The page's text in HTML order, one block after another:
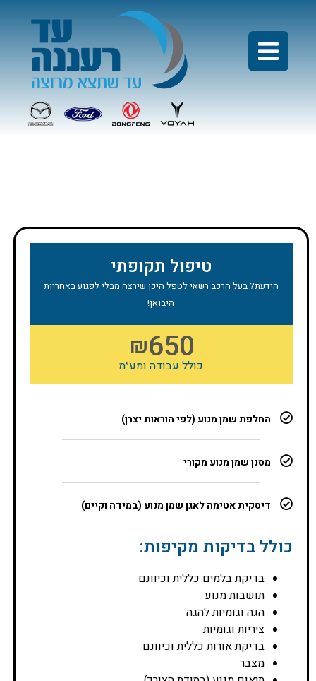
טיפול תקופתי
הידעת? בעל הרכב רשאי לטפל היכן שירצה מבלי לפגוע באחריות
היבואן!
₪650
כולל עבודה ומע״מ
החלפת שמן מנוע (לפי הוראות יצרן)
מסנן שמן מנוע מקורי
דיסקית אטימה לאגן שמן מנוע (במידה וקיים)
כולל בדיקות מקיפות:
בדיקת בלמים כללית וכיוונם
תושבות מנוע
הגה וגומיות להגה
ציריות וגומיות
בדיקת אורות כללית וכיוונם
מצבר